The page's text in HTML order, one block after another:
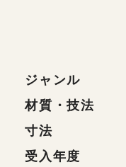
ジャンル
材質・技法
寸法
受入年度